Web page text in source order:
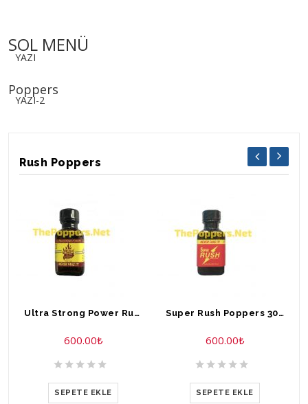
SOL MENÜ
YAZI
Poppers
YAZI-2
Rush Poppers
Ultra Strong Power Rush Poppers 30 ml
600.00₺
SEPETE EKLE
Super Rush Poppers 30 ml
600.00₺
SEPETE EKLE